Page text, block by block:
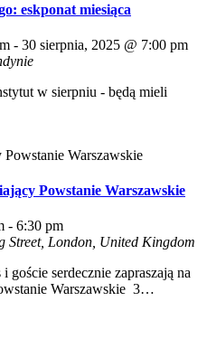
eskponat miesiąca
- 30 sierpnia, 2025 @ 7:00 pm
w sierpniu - będą mieli
Powstanie Warszawskie
- 6:30 pm
Street, London, United Kingdom
serdecznie zapraszają na
Warszawskie 3…